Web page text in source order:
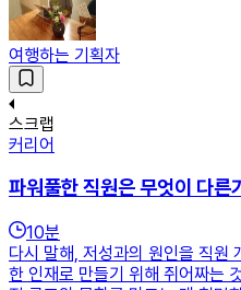
여행하는 기획자
스크랩
커리어
파워풀한 직원은 무엇이 다른
10분
다시 말해, 저성과의 원인을 직원
한 인재로 만들기 위해 쥐어짜는